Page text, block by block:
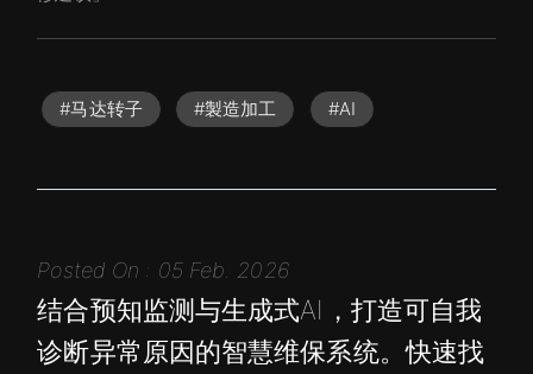
#马达转子 #製造加工 #AI
Posted On : 05 Feb. 2026
结合预知监测与生成式AI，打造可自我
诊断异常原因的智慧维保系统。快速找